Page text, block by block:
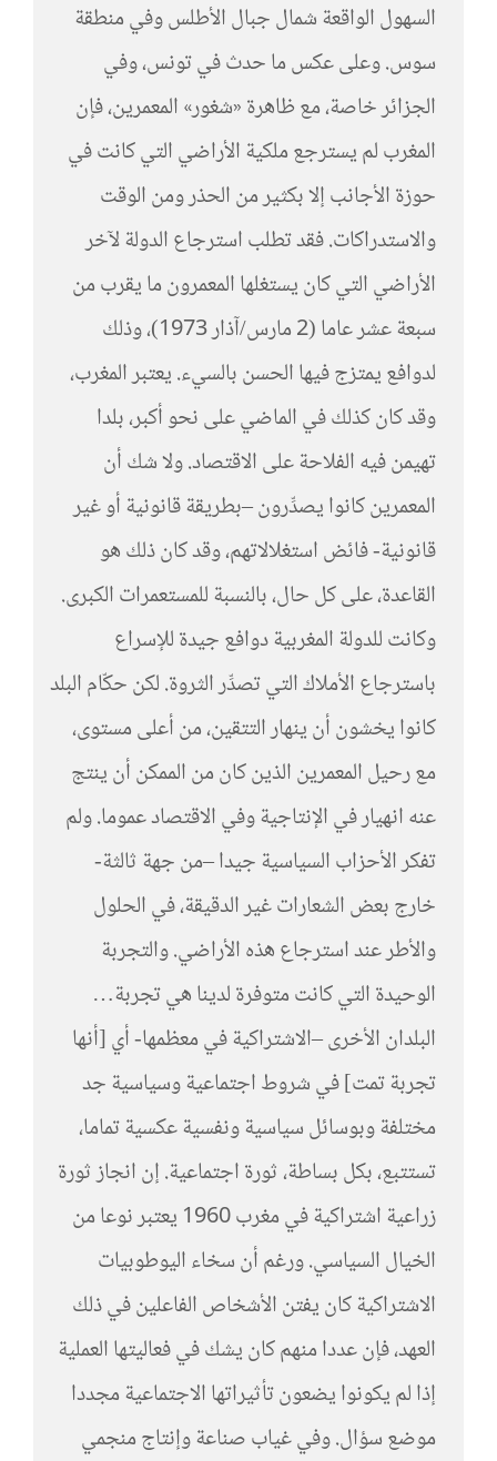
السهول الواقعة شمال جبال الأطلس وفي منطقة
سوس. وعلى عكس ما حدث في تونس، وفي
الجزائر خاصة، مع ظاهرة «شغور» المعمرين، فإن
المغرب لم يسترجع ملكية الأراضي التي كانت في
حوزة الأجانب إلا بكثير من الحذر ومن الوقت
والاستدراكات. فقد تطلب استرجاع الدولة لآخر
الأراضي التي كان يستغلها المعمرون ما يقرب من
سبعة عشر عاما (2 مارس/آذار 1973)، وذلك
لدوافع يمتزج فيها الحسن بالسيء. يعتبر المغرب،
وقد كان كذلك في الماضي على نحو أكبر، بلدا
تهيمن فيه الفلاحة على الاقتصاد. ولا شك أن
المعمرين كانوا يصدِّرون –بطريقة قانونية أو غير
قانونية- فائض استغلالاتهم، وقد كان ذلك هو
القاعدة، على كل حال، بالنسبة للمستعمرات الكبرى.
وكانت للدولة المغربية دوافع جيدة للإسراع
باسترجاع الأملاك التي تصدِّر الثروة. لكن حكّام البلد
كانوا يخشون أن ينهار التتقين، من أعلى مستوى،
مع رحيل المعمرين الذين كان من الممكن أن ينتج
عنه انهيار في الإنتاجية وفي الاقتصاد عموما. ولم
تفكر الأحزاب السياسية جيدا –من جهة ثالثة-
خارج بعض الشعارات غير الدقيقة، في الحلول
والأطر عند استرجاع هذه الأراضي. والتجربة
الوحيدة التي كانت متوفرة لدينا هي تجربة…
البلدان الأخرى –الاشتراكية في معظمها- أي [أنها
تجربة تمت] في شروط اجتماعية وسياسية جد
مختلفة وبوسائل سياسية ونفسية عكسية تماما،
تستتبع، بكل بساطة، ثورة اجتماعية. إن انجاز ثورة
زراعية اشتراكية في مغرب 1960 يعتبر نوعا من
الخيال السياسي. ورغم أن سخاء اليوطوبيات
الاشتراكية كان يفتن الأشخاص الفاعلين في ذلك
العهد، فإن عددا منهم كان يشك في فعاليتها العملية
إذا لم يكونوا يضعون تأثيراتها الاجتماعية مجددا
موضع سؤال. وفي غياب صناعة وإنتاج منجمي